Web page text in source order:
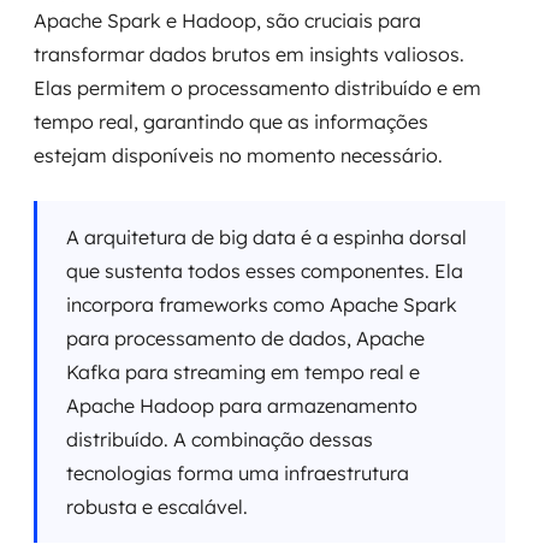
Apache Spark e Hadoop, são cruciais para
transformar dados brutos em insights valiosos.
Elas permitem o processamento distribuído e em
tempo real, garantindo que as informações
estejam disponíveis no momento necessário.
A arquitetura de big data é a espinha dorsal
que sustenta todos esses componentes. Ela
incorpora frameworks como Apache Spark
para processamento de dados, Apache
Kafka para streaming em tempo real e
Apache Hadoop para armazenamento
distribuído. A combinação dessas
tecnologias forma uma infraestrutura
robusta e escalável.